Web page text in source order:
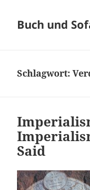
Buch und
Schlagwort:
Said